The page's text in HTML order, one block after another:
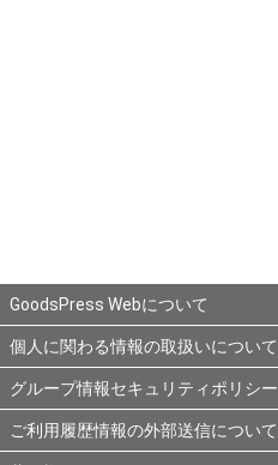
GoodsPress Webについて
個人に関わる情報の取扱いについて
グループ情報セキュリティポリシー
ご利用履歴情報の外部送信について